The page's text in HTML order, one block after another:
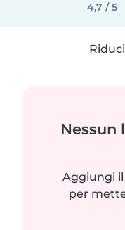
4,7 / 5
Nessun
Aggiungi
per